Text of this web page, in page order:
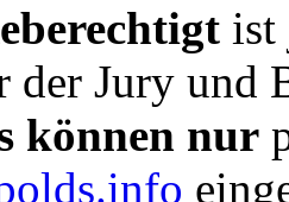
ist
der Jury und
können nur